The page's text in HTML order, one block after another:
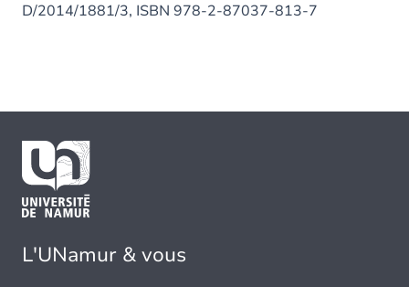
D/2014/1881/3, ISBN 978-2-87037-813-7
L'UNamur & vous